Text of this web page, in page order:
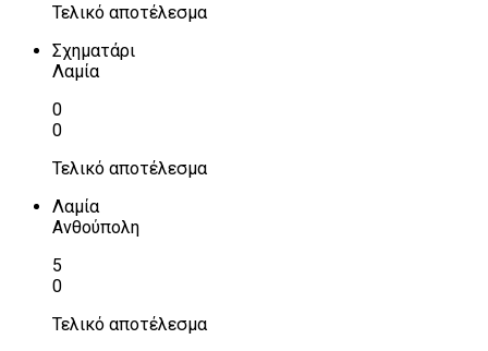
Τελικό αποτέλεσμα
Σχηματάρι
Λαμία
0
0
Τελικό αποτέλεσμα
Λαμία
Ανθούπολη
5
0
Τελικό αποτέλεσμα